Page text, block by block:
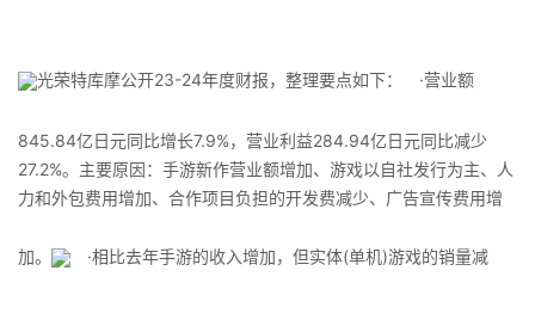
光荣特库摩公开23-24年度财报，整理要点如下： ·营业额
845.84亿日元同比增长7.9%，营业利益284.94亿日元同比减少
27.2%。主要原因：手游新作营业额增加、游戏以自社发行为主、人
力和外包费用增加、合作项目负担的开发费减少、广告宣传费用增
加。 ·相比去年手游的收入增加，但实体(单机)游戏的销量减